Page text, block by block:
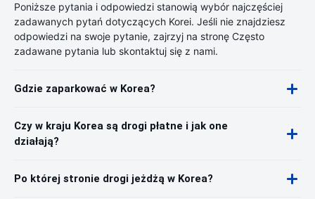
Poniższe pytania i odpowiedzi stanowią wybór najczęściej
zadawanych pytań dotyczących Korei. Jeśli nie znajdziesz
odpowiedzi na swoje pytanie, zajrzyj na stronę Często
zadawane pytania lub skontaktuj się z nami.
Gdzie zaparkować w Korea?
Czy w kraju Korea są drogi płatne i jak one
działają?
Po której stronie drogi jeżdżą w Korea?